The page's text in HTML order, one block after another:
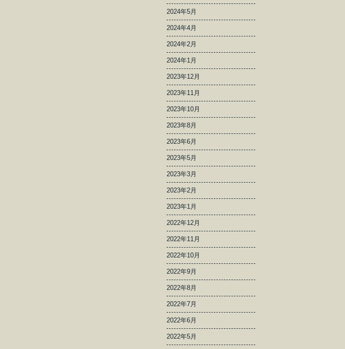
2024年5月
2024年4月
2024年2月
2024年1月
2023年12月
2023年11月
2023年10月
2023年8月
2023年6月
2023年5月
2023年3月
2023年2月
2023年1月
2022年12月
2022年11月
2022年10月
2022年9月
2022年8月
2022年7月
2022年6月
2022年5月